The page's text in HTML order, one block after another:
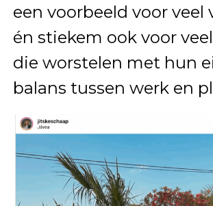
een voorbeeld voor veel
én stiekem ook voor
die worstelen met hun
balans tussen werk en